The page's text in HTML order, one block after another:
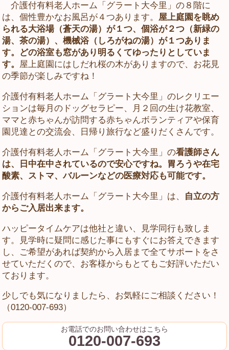
介護付有料老人ホーム「グラート大今里」の８階に
は、個性豊かなお風呂が４つあります。 屋上庭園を眺め
られる大浴場（蒼天の湯）が１つ、個浴が２つ（新緑の
湯、茶の湯）、機械浴（しろがねの湯）が１つありま
す。どの浴室も窓があり明るくてゆったりとしていま
す。 屋上庭園にはしだれ桜の木がありますので、お花見
の季節が楽しみですね！
介護付有料老人ホーム「グラート大今里」のレクリエー
ションは毎月のドッグセラピー、月２回の生け花教室、
ママと赤ちゃんが訪問する赤ちゃんボランティアや保育
園児達との交流会、日帰り旅行など盛りだくさんです。
介護付有料老人ホーム「グラート大今里」の看護師さん
は、日中在中されているので安心ですね。胃ろうや在宅
酸素、ストマ、バルーンなどの医療対応も可能です。
介護付有料老人ホーム「グラート大今里」は、 自立の方
からご入居出来ます。
ハッピータイムケアは他社と違い、見学同行も致しま
す。見学時に疑問に感じた事にもすぐにお答えできます
し、ご希望があれば契約から入居まで全てサポートをさ
せていただくので、お客様からもとてもご好評いただい
ております。
少しでも気になりましたら、お気軽にご相談ください！
（0120-007-693）
お電話でのお問い合わせはこちら
0120-007-693